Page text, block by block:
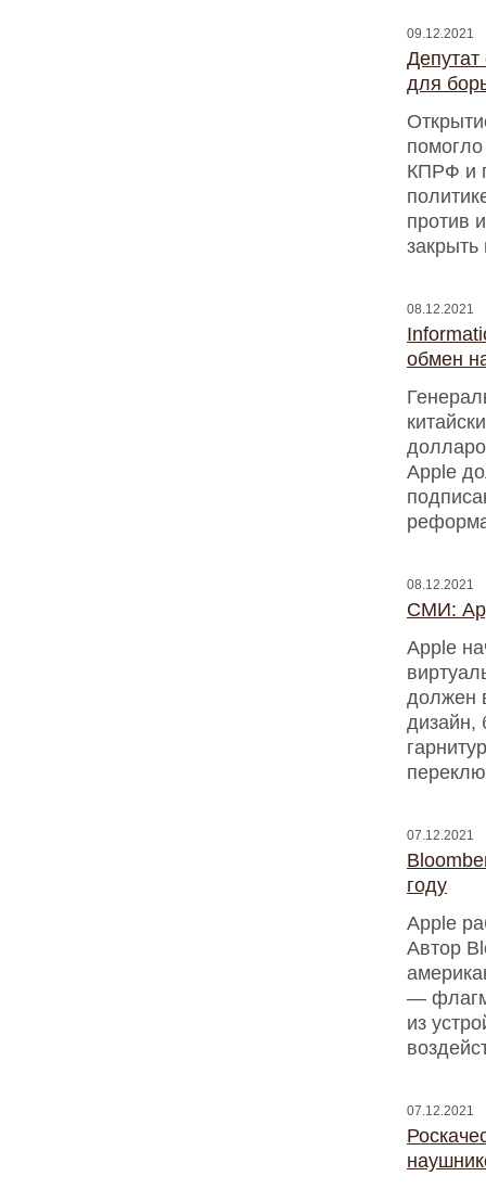
09.12.2021
для
КПРФ и
против
закрыть
08.12.2021
обмен
Apple
08.12.2021
СМИ:
Apple
должен
дизайн,
07.12.2021
году
Apple
Автор
—
из
07.12.2021